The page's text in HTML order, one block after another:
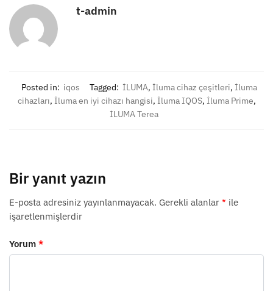
t-admin
Posted in: iqos Tagged: İLUMA, İluma cihaz çeşitleri, İluma
cihazları, İluma en iyi cihazı hangisi, İluma IQOS, İluma Prime,
İLUMA Terea
Bir yanıt yazın
E-posta adresiniz yayınlanmayacak. Gerekli alanlar * ile
işaretlenmişlerdir
Yorum *